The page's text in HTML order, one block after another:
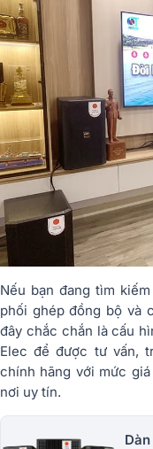
Nếu bạn đang tìm
phối ghép đồng bộ và
đây chắc chắn là cấu
Elec để được tư vấn,
chính hãng với mức
nơi uy tín.